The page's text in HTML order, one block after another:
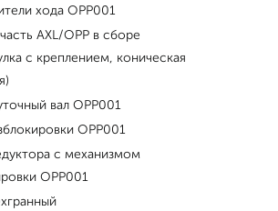
хода OPP001
AXL/OPP в сборе
с креплением, коническая
вал OPP001
OPP001
с механизмом
OPP001